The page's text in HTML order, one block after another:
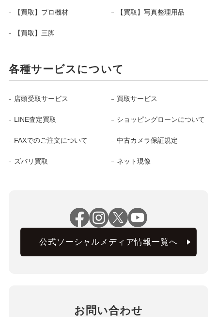
【買取】プロ機材 【買取】写真整理用品
【買取】三脚
各種サービスについて
店頭受取サービス 買取サービス
LINE査定買取 ショッピングローンについて
FAXでのご注文について 中古カメラ保証規定
ズバリ買取 ネット現像
公式ソーシャルメディア情報一覧へ
お問い合わせ